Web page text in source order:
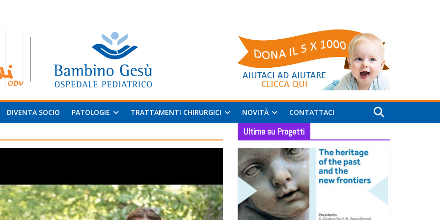
DIVENTA SOCIO PATOLOGIE TRATTAMENTI CHIRURGICI NOVITÀ CONTATTACI
Ultime su Progetti